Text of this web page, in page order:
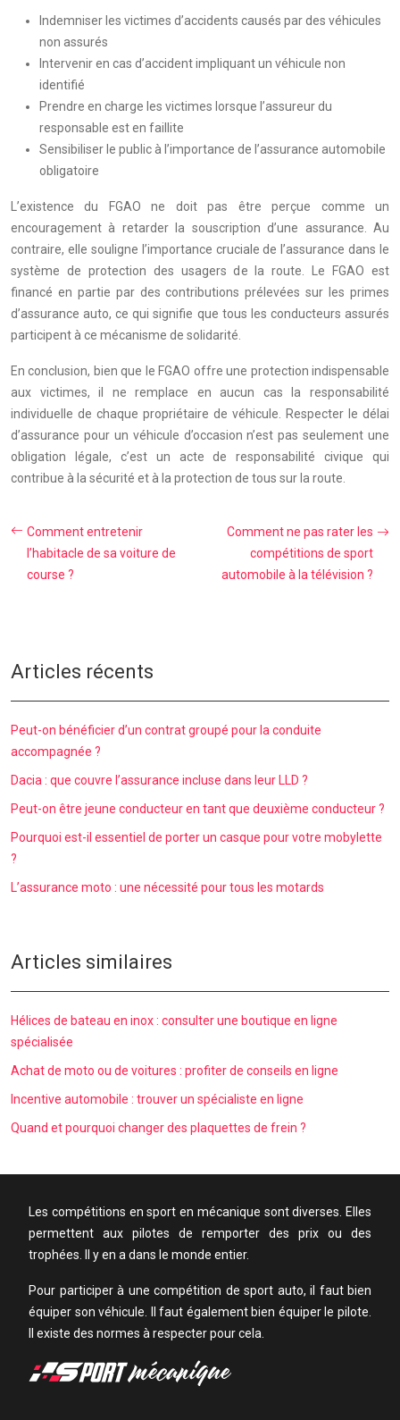
Indemniser les victimes d’accidents causés par des véhicules
non assurés
Intervenir en cas d’accident impliquant un véhicule non
identifié
Prendre en charge les victimes lorsque l’assureur du
responsable est en faillite
Sensibiliser le public à l’importance de l’assurance automobile
obligatoire
L’existence du FGAO ne doit pas être perçue comme un
encouragement à retarder la souscription d’une assurance. Au
contraire, elle souligne l’importance cruciale de l’assurance dans le
système de protection des usagers de la route. Le FGAO est
financé en partie par des contributions prélevées sur les primes
d’assurance auto, ce qui signifie que tous les conducteurs assurés
participent à ce mécanisme de solidarité.
En conclusion, bien que le FGAO offre une protection indispensable
aux victimes, il ne remplace en aucun cas la responsabilité
individuelle de chaque propriétaire de véhicule. Respecter le délai
d’assurance pour un véhicule d’occasion n’est pas seulement une
obligation légale, c’est un acte de responsabilité civique qui
contribue à la sécurité et à la protection de tous sur la route.
Comment entretenir
l’habitacle de sa voiture de
course ?
Comment ne pas rater les
compétitions de sport
automobile à la télévision ?
Articles récents
Peut-on bénéficier d’un contrat groupé pour la conduite
accompagnée ?
Dacia : que couvre l’assurance incluse dans leur LLD ?
Peut-on être jeune conducteur en tant que deuxième conducteur ?
Pourquoi est-il essentiel de porter un casque pour votre mobylette
?
L’assurance moto : une nécessité pour tous les motards
Articles similaires
Hélices de bateau en inox : consulter une boutique en ligne
spécialisée
Achat de moto ou de voitures : profiter de conseils en ligne
Incentive automobile : trouver un spécialiste en ligne
Quand et pourquoi changer des plaquettes de frein ?
Les compétitions en sport en mécanique sont diverses. Elles
permettent aux pilotes de remporter des prix ou des
trophées. Il y en a dans le monde entier.
Pour participer à une compétition de sport auto, il faut bien
équiper son véhicule. Il faut également bien équiper le pilote.
Il existe des normes à respecter pour cela.